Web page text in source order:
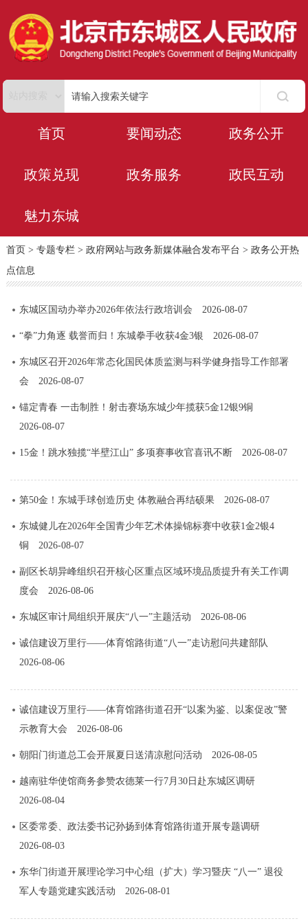
首页 要闻动态 政务公开
政策兑现 政务服务 政民互动
魅力东城
首页 > 专题专栏> 政府网站与政务新媒体融合发布平台 > 政务公开热
点信息
东城区国动办举办2026年依法行政培训会 2026-08-07
“拳”力角逐 载誉而归！东城拳手收获4金3银 2026-08-07
东城区召开2026年常态化国民体质监测与科学健身指导工作部署
会
2026-08-07
锚定青春 一击制胜！射击赛场东城少年揽获5金12银9铜
2026-08-07
15金！跳水独揽“半壁江山” 多项赛事收官喜讯不断 2026-08-07
第50金！东城手球创造历史 体教融合再结硕果 2026-08-07
东城健儿在2026年全国青少年艺术体操锦标赛中收获1金2银4
铜
2026-08-07
副区长胡异峰组织召开核心区重点区域环境品质提升有关工作调
度会
2026-08-06
东城区审计局组织开展庆“八一”主题活动 2026-08-06
诚信建设万里行——体育馆路街道“八一”走访慰问共建部队
2026-08-06
诚信建设万里行——体育馆路街道召开“以案为鉴、以案促改”警
示教育大会
2026-08-06
朝阳门街道总工会开展夏日送清凉慰问活动 2026-08-05
越南驻华使馆商务参赞农德莱一行7月30日赴东城区调研
2026-08-04
区委常委、政法委书记孙扬到体育馆路街道开展专题调研
2026-08-03
东华门街道开展理论学习中心组（扩大）学习暨庆 “八一” 退役
军人专题党建实践活动
2026-08-01